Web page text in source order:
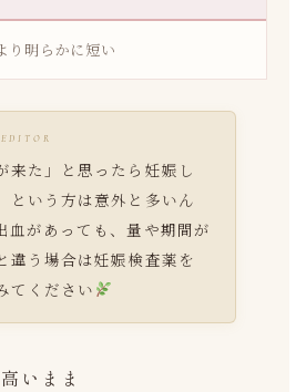
り明らかに短い
来た」と思ったら妊娠し
という方は意外と多いん
血があっても、量や期間が
違う場合は妊娠検査薬を
てください
いまま